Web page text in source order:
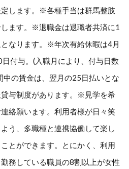
します。※各種手当は群馬整肢
ます。※退職金は退職者共済に1
なります。※年次有給休暇は4月
付与。(入職月により、付与日数
の賃金は、翌月の25日払いとな
与制度があります。※見学を希
絡願います。利用者様が日々笑
う、多職種と連携協働して楽し
とができます。とにかく、利用
務している職員の8割以上が女性